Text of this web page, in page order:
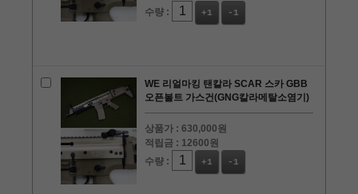
수량 :
+1 -1
WE 리얼마킹 탠칼라 SCAR 스카 GBB
오픈볼트 가스건(GNG칼라메탈소염기)
상품가 :630,000원
적립금 : 12600원
수량 :
+1 -1